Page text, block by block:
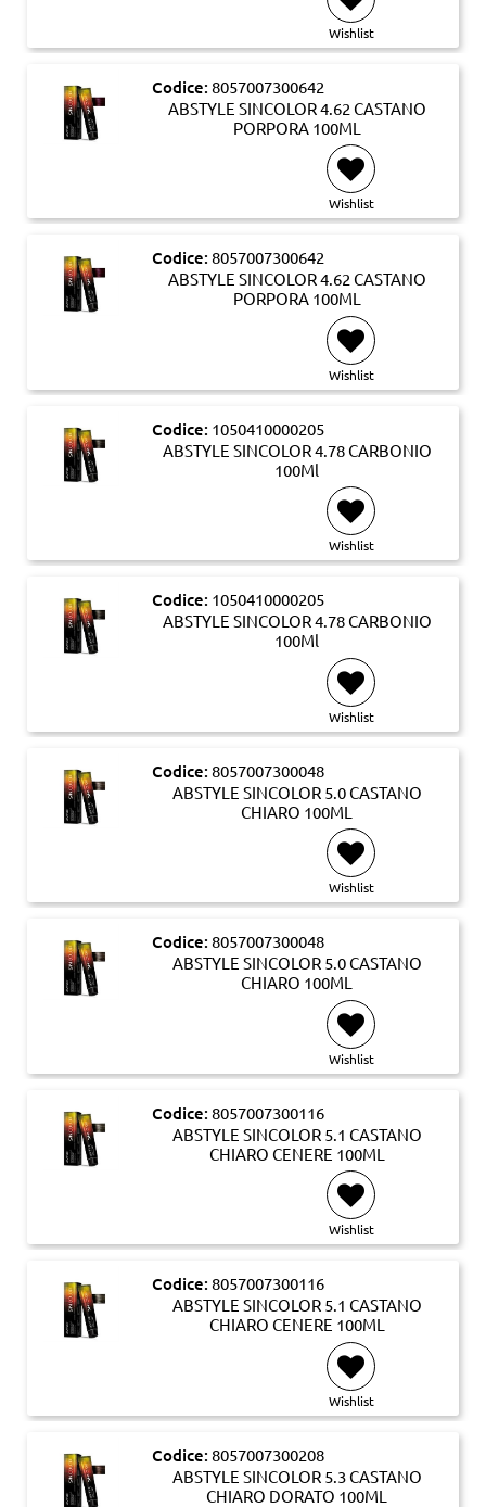
Wishlist
Codice: 8057007300642
ABSTYLE SINCOLOR 4.62 CASTANO
PORPORA 100ML
Wishlist
Codice: 8057007300642
ABSTYLE SINCOLOR 4.62 CASTANO
PORPORA 100ML
Wishlist
Codice: 1050410000205
ABSTYLE SINCOLOR 4.78 CARBONIO
100Ml
Wishlist
Codice: 1050410000205
ABSTYLE SINCOLOR 4.78 CARBONIO
100Ml
Wishlist
Codice: 8057007300048
ABSTYLE SINCOLOR 5.0 CASTANO
CHIARO 100ML
Wishlist
Codice: 8057007300048
ABSTYLE SINCOLOR 5.0 CASTANO
CHIARO 100ML
Wishlist
Codice: 8057007300116
ABSTYLE SINCOLOR 5.1 CASTANO
CHIARO CENERE 100ML
Wishlist
Codice: 8057007300116
ABSTYLE SINCOLOR 5.1 CASTANO
CHIARO CENERE 100ML
Wishlist
Codice: 8057007300208
ABSTYLE SINCOLOR 5.3 CASTANO
CHIARO DORATO 100ML